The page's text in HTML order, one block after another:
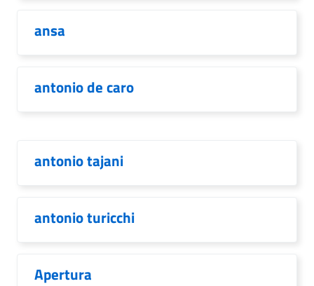
ansa
antonio de caro
antonio tajani
antonio turicchi
Apertura